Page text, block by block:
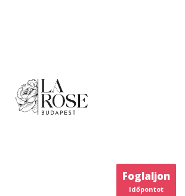
Foglaljon
Időpontot